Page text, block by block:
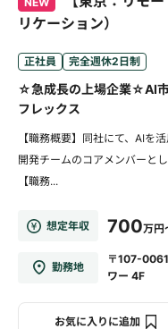
リケーション）
正社員 完全週休2日制
☆急成長の上場企業☆AI
フレックス
【職務概要】同社にて、AIを
開発チームのコアメンバーと
【職務...
想定年収 700万円
勤務地
〒107-
ワー 4F
お気に入りに追加